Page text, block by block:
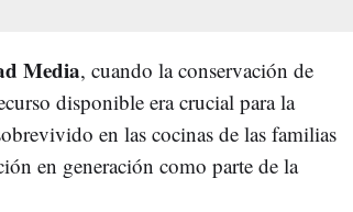
Media, cuando la conservación de
disponible era crucial para la
en las cocinas de las familias
en generación como parte de la